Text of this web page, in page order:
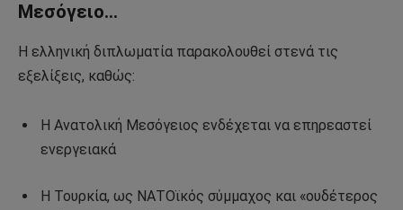
Μεσόγειο…
Η ελληνική διπλωματία παρακολουθεί στενά τις
εξελίξεις, καθώς:
Η Ανατολική Μεσόγειος ενδέχεται να επηρεαστεί
ενεργειακά
Η Τουρκία, ως ΝΑΤΟϊκός σύμμαχος και «ουδέτερος